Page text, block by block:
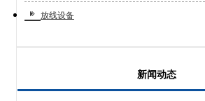
放线设备
新闻动态